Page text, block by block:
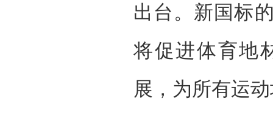
出台。新国标
将促进体育地
展，为所有运